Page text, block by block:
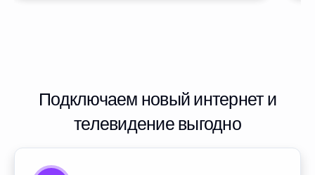
Подключаем новый интернет и
телевидение выгодно